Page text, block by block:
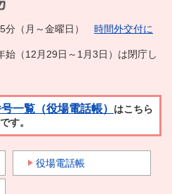
分（月～金曜日） 時間外交付に
始（12月29日～1月3日）は閉庁し
一覧（役場電話帳） はこちら
です。
役場電話帳